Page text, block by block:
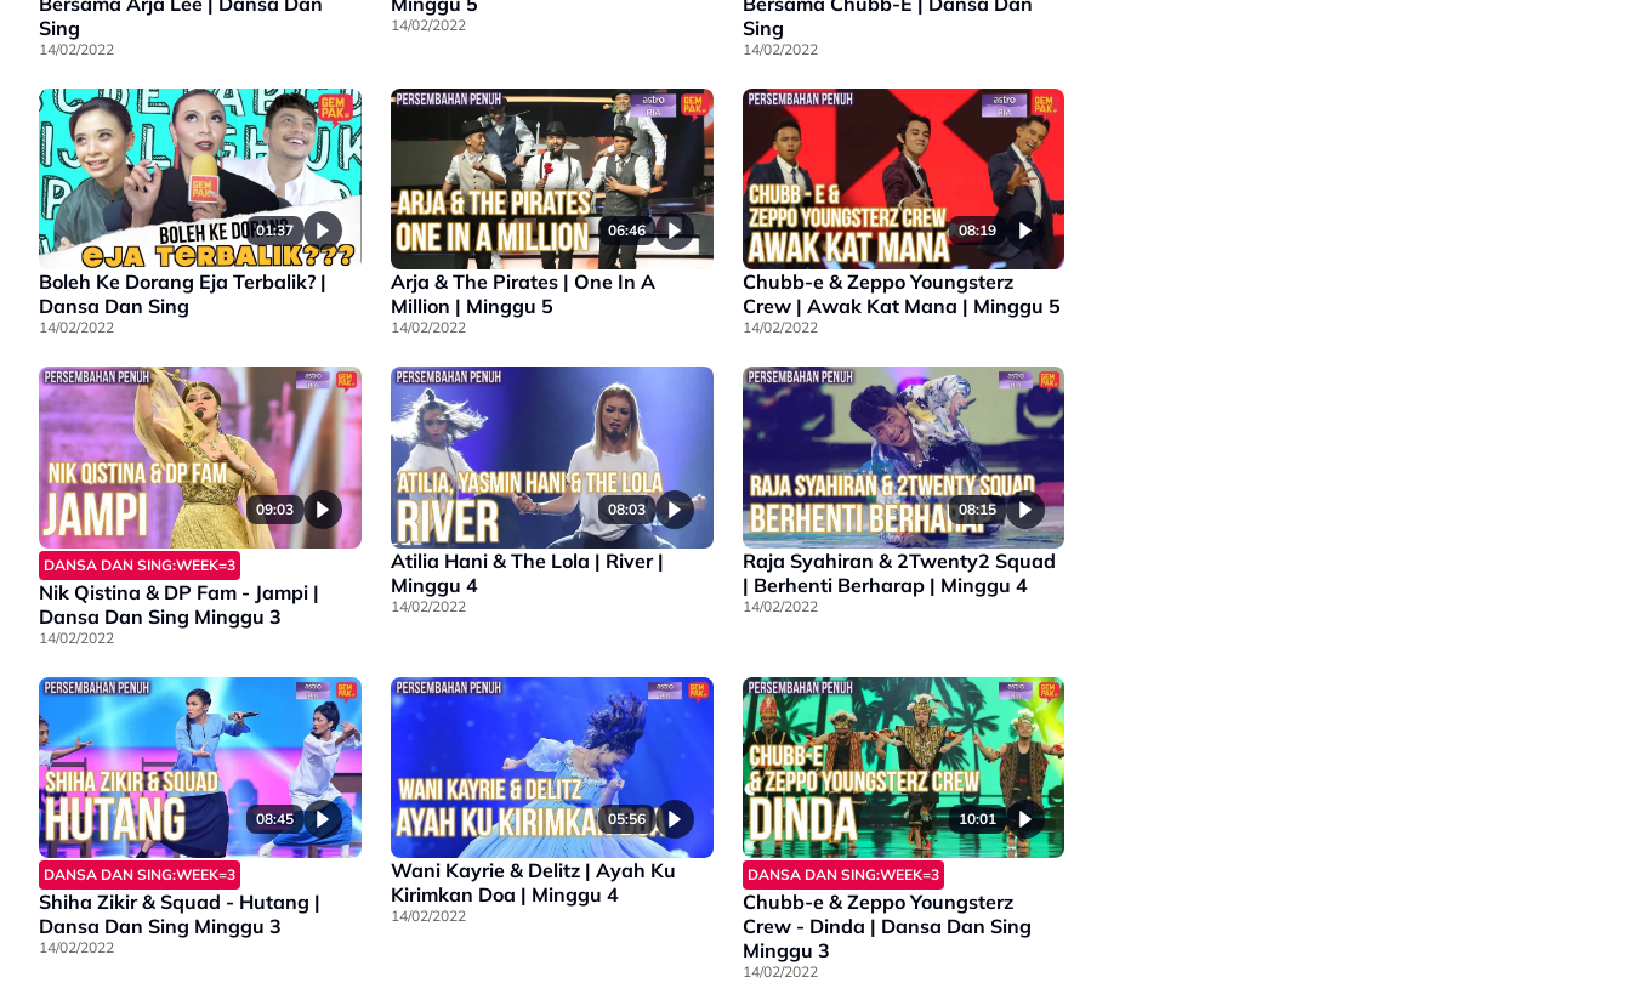
Sing
14/02/2022
14/02/2022
Sing
14/02/2022
01:37
Boleh Ke Dorang Eja Terbalik? |
Dansa Dan Sing
14/02/2022
06:46
Arja & The Pirates | One In A
Million | Minggu 5
14/02/2022
08:19
Chubb-e & Zeppo Youngsterz
Crew | Awak Kat Mana | Minggu 5
14/02/2022
09:03
DANSA DAN SING:WEEK=3
Nik Qistina & DP Fam - Jampi |
Dansa Dan Sing Minggu 3
14/02/2022
08:03
Atilia Hani & The Lola | River |
Minggu 4
14/02/2022
08:15
Raja Syahiran & 2Twenty2 Squad
| Berhenti Berharap | Minggu 4
14/02/2022
08:45
DANSA DAN SING:WEEK=3
Shiha Zikir & Squad - Hutang |
Dansa Dan Sing Minggu 3
14/02/2022
05:56
Wani Kayrie & Delitz | Ayah Ku
Kirimkan Doa | Minggu 4
14/02/2022
10:01
DANSA DAN SING:WEEK=3
Chubb-e & Zeppo Youngsterz
Crew - Dinda | Dansa Dan Sing
Minggu 3
14/02/2022